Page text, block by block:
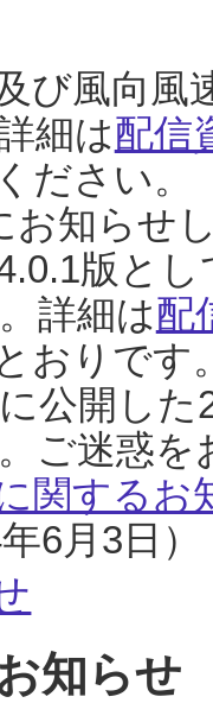
び風向風
細は配信
ださい。
お知らせ
版と
詳細は配
おりです
公開し
ご迷惑
関するお
6月3日）
知らせ